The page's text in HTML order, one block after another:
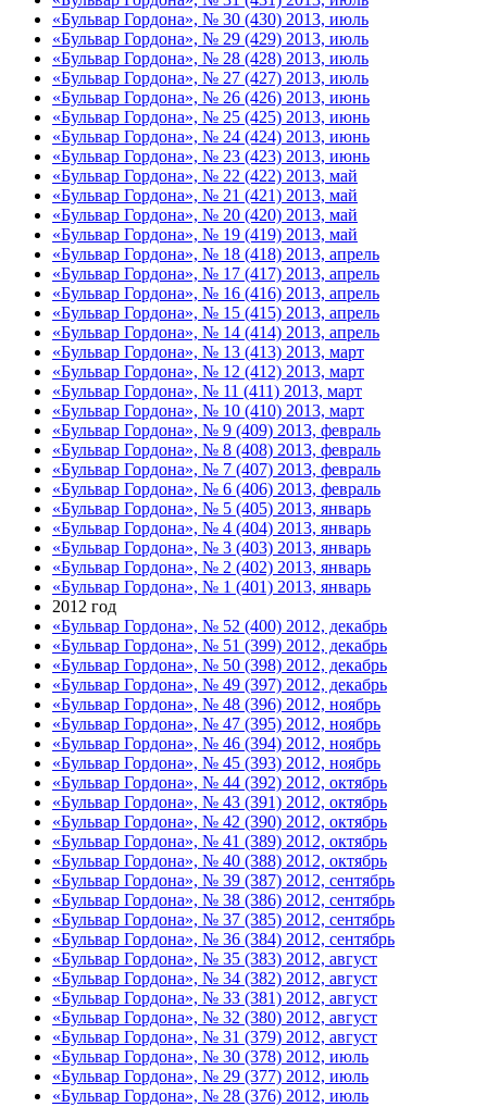
«Бульвар Гордона», № 30 (430) 2013, июль
«Бульвар Гордона», № 29 (429) 2013, июль
«Бульвар Гордона», № 28 (428) 2013, июль
«Бульвар Гордона», № 27 (427) 2013, июль
«Бульвар Гордона», № 26 (426) 2013, июнь
«Бульвар Гордона», № 25 (425) 2013, июнь
«Бульвар Гордона», № 24 (424) 2013, июнь
«Бульвар Гордона», № 23 (423) 2013, июнь
«Бульвар Гордона», № 22 (422) 2013, май
«Бульвар Гордона», № 21 (421) 2013, май
«Бульвар Гордона», № 20 (420) 2013, май
«Бульвар Гордона», № 19 (419) 2013, май
«Бульвар Гордона», № 18 (418) 2013, апрель
«Бульвар Гордона», № 17 (417) 2013, апрель
«Бульвар Гордона», № 16 (416) 2013, апрель
«Бульвар Гордона», № 15 (415) 2013, апрель
«Бульвар Гордона», № 14 (414) 2013, апрель
«Бульвар Гордона», № 13 (413) 2013, март
«Бульвар Гордона», № 12 (412) 2013, март
«Бульвар Гордона», № 11 (411) 2013, март
«Бульвар Гордона», № 10 (410) 2013, март
«Бульвар Гордона», № 9 (409) 2013, февраль
«Бульвар Гордона», № 8 (408) 2013, февраль
«Бульвар Гордона», № 7 (407) 2013, февраль
«Бульвар Гордона», № 6 (406) 2013, февраль
«Бульвар Гордона», № 5 (405) 2013, январь
«Бульвар Гордона», № 4 (404) 2013, январь
«Бульвар Гордона», № 3 (403) 2013, январь
«Бульвар Гордона», № 2 (402) 2013, январь
«Бульвар Гордона», № 1 (401) 2013, январь
2012 год
«Бульвар Гордона», № 52 (400) 2012, декабрь
«Бульвар Гордона», № 51 (399) 2012, декабрь
«Бульвар Гордона», № 50 (398) 2012, декабрь
«Бульвар Гордона», № 49 (397) 2012, декабрь
«Бульвар Гордона», № 48 (396) 2012, ноябрь
«Бульвар Гордона», № 47 (395) 2012, ноябрь
«Бульвар Гордона», № 46 (394) 2012, ноябрь
«Бульвар Гордона», № 45 (393) 2012, ноябрь
«Бульвар Гордона», № 44 (392) 2012, октябрь
«Бульвар Гордона», № 43 (391) 2012, октябрь
«Бульвар Гордона», № 42 (390) 2012, октябрь
«Бульвар Гордона», № 41 (389) 2012, октябрь
«Бульвар Гордона», № 40 (388) 2012, октябрь
«Бульвар Гордона», № 39 (387) 2012, сентябрь
«Бульвар Гордона», № 38 (386) 2012, сентябрь
«Бульвар Гордона», № 37 (385) 2012, сентябрь
«Бульвар Гордона», № 36 (384) 2012, сентябрь
«Бульвар Гордона», № 35 (383) 2012, август
«Бульвар Гордона», № 34 (382) 2012, август
«Бульвар Гордона», № 33 (381) 2012, август
«Бульвар Гордона», № 32 (380) 2012, август
«Бульвар Гордона», № 31 (379) 2012, август
«Бульвар Гордона», № 30 (378) 2012, июль
«Бульвар Гордона», № 29 (377) 2012, июль
«Бульвар Гордона», № 28 (376) 2012, июль